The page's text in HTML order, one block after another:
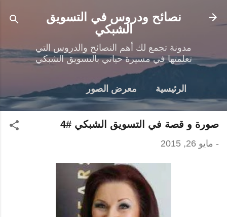
التخطي إلى المحتوى الرئيسي
نصائح ودروس في التسويق
الشبكي
مدونة تجمع لك أهم النصائح والدروس التي
تعلمتها في مسيرة حياتي بالتسويق الشبكي
الرئيسية معرض الصور
صورة و قصة في التسويق الشبكي #4
- مايو 26, 2015